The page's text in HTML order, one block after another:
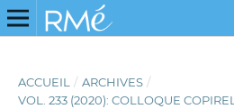
ACCUEIL / ARCHIVES /
VOL. 233 (2020): COLLOQUE